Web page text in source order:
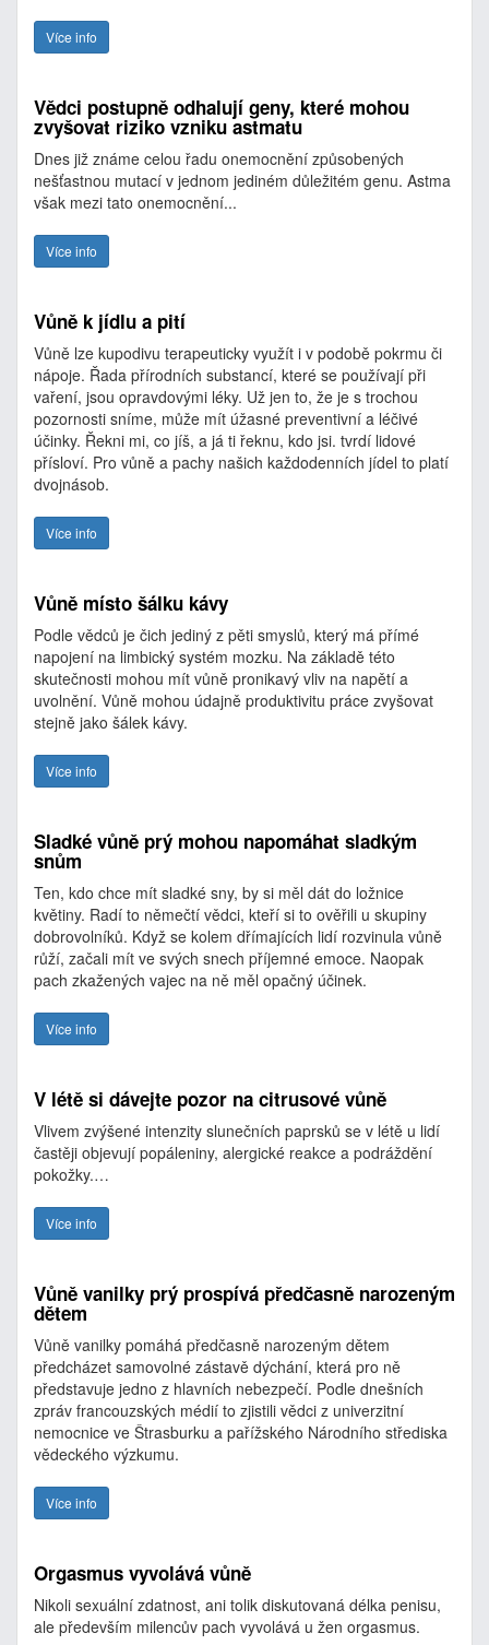
Více info
Vědci postupně odhalují geny, které mohou
zvyšovat riziko vzniku astmatu
Dnes již známe celou řadu onemocnění způsobených
nešťastnou mutací v jednom jediném důležitém genu. Astma
však mezi tato onemocnění...
Více info
Vůně k jídlu a pití
Vůně lze kupodivu terapeuticky využít i v podobě pokrmu či
nápoje. Řada přírodních substancí, které se používají při
vaření, jsou opravdovými léky. Už jen to, že je s trochou
pozornosti sníme, může mít úžasné preventivní a léčivé
účinky. Řekni mi, co jíš, a já ti řeknu, kdo jsi. tvrdí lidové
přísloví. Pro vůně a pachy našich každodenních jídel to platí
dvojnásob.
Více info
Vůně místo šálku kávy
Podle vědců je čich jediný z pěti smyslů, který má přímé
napojení na limbický systém mozku. Na základě této
skutečnosti mohou mít vůně pronikavý vliv na napětí a
uvolnění. Vůně mohou údajně produktivitu práce zvyšovat
stejně jako šálek kávy.
Více info
Sladké vůně prý mohou napomáhat sladkým
snům
Ten, kdo chce mít sladké sny, by si měl dát do ložnice
květiny. Radí to němečtí vědci, kteří si to ověřili u skupiny
dobrovolníků. Když se kolem dřímajících lidí rozvinula vůně
růží, začali mít ve svých snech příjemné emoce. Naopak
pach zkažených vajec na ně měl opačný účinek.
Více info
V létě si dávejte pozor na citrusové vůně
Vlivem zvýšené intenzity slunečních paprsků se v létě u lidí
častěji objevují popáleniny, alergické reakce a podráždění
pokožky.…
Více info
Vůně vanilky prý prospívá předčasně narozeným
dětem
Vůně vanilky pomáhá předčasně narozeným dětem
předcházet samovolné zástavě dýchání, která pro ně
představuje jedno z hlavních nebezpečí. Podle dnešních
zpráv francouzských médií to zjistili vědci z univerzitní
nemocnice ve Štrasburku a pařížského Národního střediska
vědeckého výzkumu.
Více info
Orgasmus vyvolává vůně
Nikoli sexuální zdatnost, ani tolik diskutovaná délka penisu,
ale především milencův pach vyvolává u žen orgasmus.